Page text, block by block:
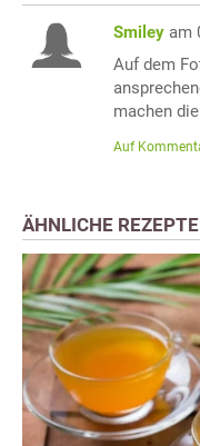
Smiley am
Auf dem
machen
Auf
ÄHNLICHE REZEPTE